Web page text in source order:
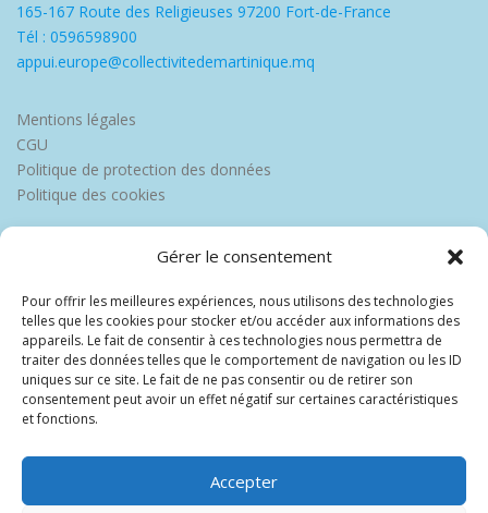
Gérer le consentement
Pour offrir les meilleures expériences, nous utilisons des technologies
telles que les cookies pour stocker et/ou accéder aux informations des
appareils. Le fait de consentir à ces technologies nous permettra de
traiter des données telles que le comportement de navigation ou les ID
uniques sur ce site. Le fait de ne pas consentir ou de retirer son
consentement peut avoir un effet négatif sur certaines caractéristiques
et fonctions.
Accepter
165-167 Route des Religieuses 97200 Fort-de-France
Tél : 0596598900
appui.europe@collectivitedemartinique.mq
Mentions légales
CGU
Politique de protection des données
Politique des cookies